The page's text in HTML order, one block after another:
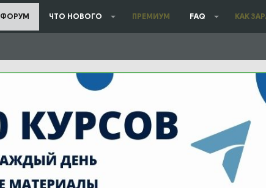
ФОРУМ ЧТО НОВОГО ПРЕМИУМ FAQ КАК